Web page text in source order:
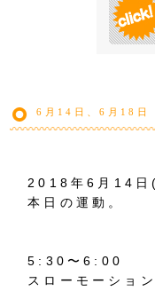
6月14日、6月18日
2018年6月14日
本日の運動。
5:30〜6:00
スローモーショ